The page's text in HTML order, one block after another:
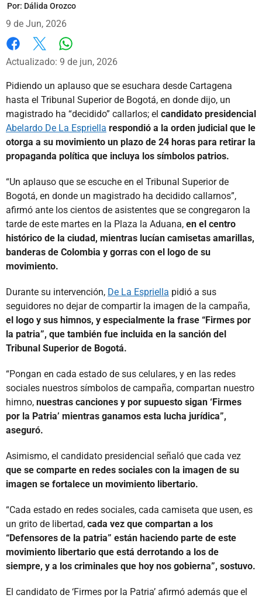
Por: Dálida Orozco
9 de Jun, 2026
Facebook
X
Actualizado: 9 de jun, 2026
Pidiendo un aplauso que se esuchara desde Cartagena
hasta el Tribunal Superior de Bogotá, en donde dijo, un
magistrado ha “decidido” callarlos; el candidato presidencial
Abelardo De La Espriella respondió a la orden judicial que le
otorga a su movimiento un plazo de 24 horas para retirar la
propaganda política que incluya los símbolos patrios.
“Un aplauso que se escuche en el Tribunal Superior de
Bogotá, en donde un magistrado ha decidido callarnos”,
afirmó ante los cientos de asistentes que se congregaron la
tarde de este martes en la Plaza la Aduana, en el centro
histórico de la ciudad, mientras lucían camisetas amarillas,
banderas de Colombia y gorras con el logo de su
movimiento.
Durante su intervención, De La Espriella pidió a sus
seguidores no dejar de compartir la imagen de la campaña,
el logo y sus himnos, y especialmente la frase “Firmes por
la patria”, que también fue incluida en la sanción del
Tribunal Superior de Bogotá.
“Pongan en cada estado de sus celulares, y en las redes
sociales nuestros símbolos de campaña, compartan nuestro
himno, nuestras canciones y por supuesto sigan ‘Firmes
por la Patria’ mientras ganamos esta lucha jurídica”,
aseguró.
Asimismo, el candidato presidencial señaló que cada vez
que se comparte en redes sociales con la imagen de su
imagen se fortalece un movimiento libertario.
“Cada estado en redes sociales, cada camiseta que usen, es
un grito de libertad, cada vez que compartan a los
“Defensores de la patria” están haciendo parte de este
movimiento libertario que está derrotando a los de
siempre, y a los criminales que hoy nos gobierna”, sostuvo.
El candidato de ‘Firmes por la Patria’ afirmó además que el